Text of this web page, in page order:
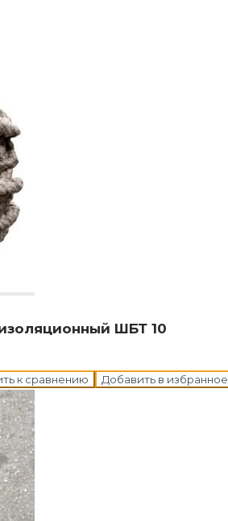
ШБТ 10
к сравнению Добавить в избранное